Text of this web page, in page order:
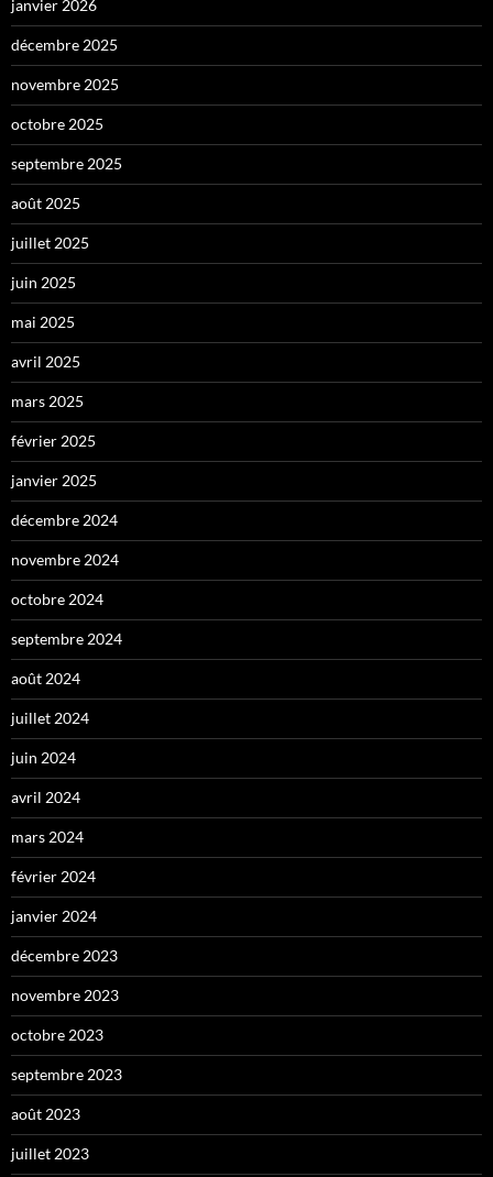
janvier 2026
décembre 2025
novembre 2025
octobre 2025
septembre 2025
août 2025
juillet 2025
juin 2025
mai 2025
avril 2025
mars 2025
février 2025
janvier 2025
décembre 2024
novembre 2024
octobre 2024
septembre 2024
août 2024
juillet 2024
juin 2024
avril 2024
mars 2024
février 2024
janvier 2024
décembre 2023
novembre 2023
octobre 2023
septembre 2023
août 2023
juillet 2023